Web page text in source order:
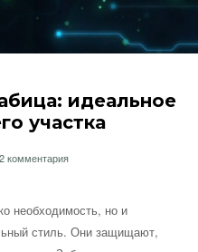
идеальное
участка
2 комментария
необходимость, но и
стиль. Они защищают,